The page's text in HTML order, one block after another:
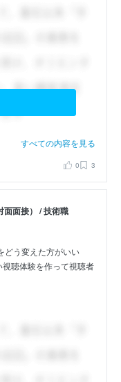
すべての内容を見る
0 3
面面接） / 技術職
どう変えた方がいい
聴体験を作って視聴者